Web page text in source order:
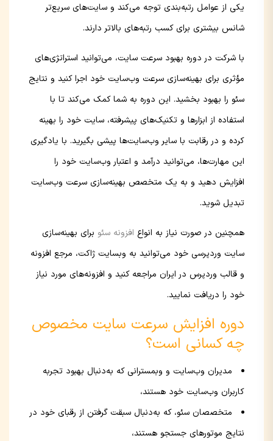
یکی از عوامل رتبه‌بندی توجه می‌کند و سایت‌های سریع‌تر
شانس بیشتری برای کسب رتبه‌های بالاتر دارند.
با شرکت در دوره بهبود سرعت سایت، می‌توانید استراتژی‌های
مؤثری برای بهینه‌سازی سرعت وب‌سایت خود اجرا کنید و نتایج
سئو را بهبود بخشید. این دوره به شما کمک می‌کند تا با
استفاده از ابزارها و تکنیک‌های پیشرفته، سایت خود را بهینه
کرده و در رقابت با سایر وب‌سایت‌ها پیشی بگیرید. با یادگیری
این مهارت‌ها، می‌توانید درآمد و اعتبار وب‌سایت خود را
افزایش دهید و به یک متخصص بهینه‌سازی سرعت وب‌سایت
تبدیل شوید.
همچنین در صورت نیاز به انواع افزونه سئو برای بهینه‌سازی
سایت وردپرسی خود می‌توانید به وبسایت ژاکت، مرجع افزونه
و قالب وردپرس در ایران مراجعه کنید و افزونه‌های مورد نیاز
خود را دریافت نمایید.
دوره افزایش سرعت سایت مخصوص
چه کسانی است؟
مدیران وب‌سایت و وبمسترانی که به‌دنبال بهبود تجربه
کاربران وب‌سایت خود هستند،
متخصصان سئو، که به‌دنبال سبقت گرفتن از رقبای خود در
نتایج موتورهای جستجو هستند،